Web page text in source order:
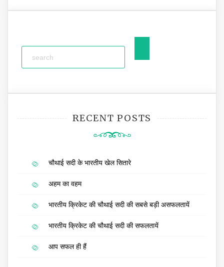
RECENT POSTS
चौथाई सदी के भारतीय खेल सितारे
अहम का वहम
भारतीय क्रिकेट की चौथाई सदी की सबसे बड़ी असफलतायें
भारतीय क्रिकेट की चौथाई सदी की सफलतायें
आप सफल ही हैं